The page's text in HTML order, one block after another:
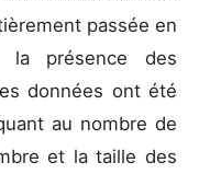
passée en
présence des
données ont été
au nombre de
et la taille des